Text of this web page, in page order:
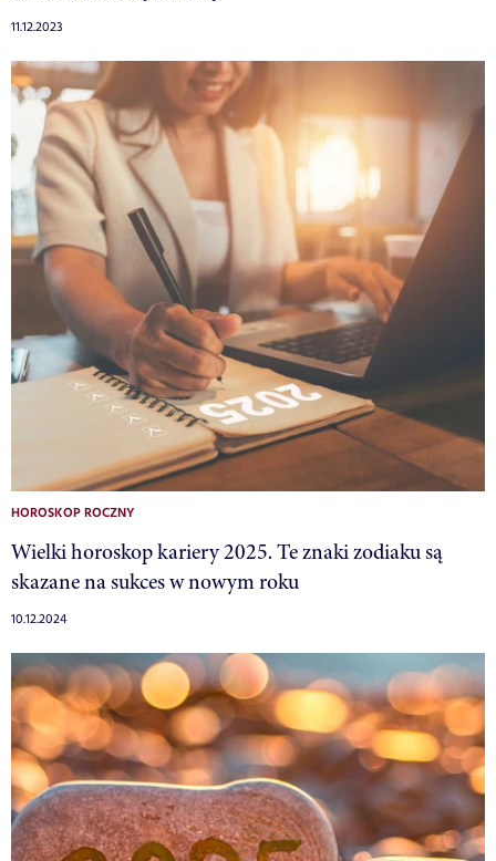
11.12.2023
HOROSKOP ROCZNY
Wielki horoskop kariery 2025. Te znaki zodiaku są
skazane na sukces w nowym roku
10.12.2024